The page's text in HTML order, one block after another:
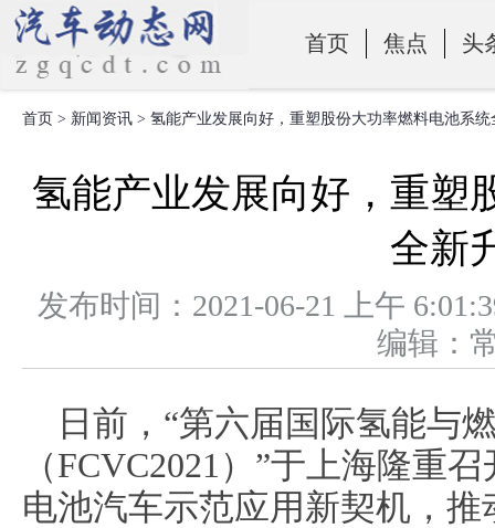
首页 焦点 头
零部件
首页 > 新闻资讯 > 氢能产业发展向好，重塑股份大功率燃料电池系统
氢能产业发展向好，重塑
全新
发布时间：2021-06-21 上午
编辑
日前，“第六届国际氢能与
（FCVC2021）”于上海隆重
电池汽车示范应用新契机，